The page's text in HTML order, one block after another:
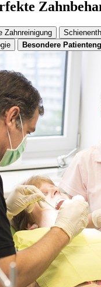
Zahnreinigung
Besondere